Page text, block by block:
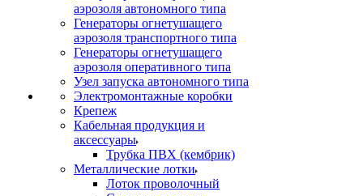
аэрозоля автономного типа
Генераторы огнетушащего
аэрозоля транспортного типа
Генераторы огнетушащего
аэрозоля оперативного типа
Узел запуска автономного типа
Электромонтажные коробки
Крепеж
Кабельная продукция и
аксессуары
Трубка ПВХ (кембрик)
Металлические лотки
Лоток проволочный